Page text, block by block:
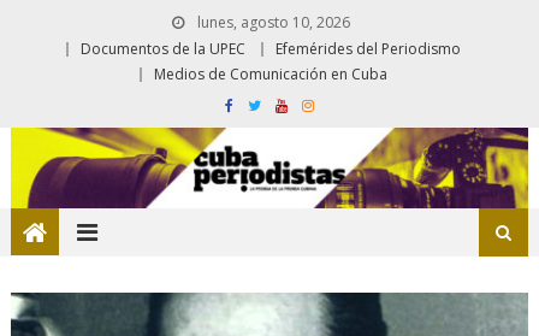
lunes, agosto 10, 2026
Documentos de la UPEC
Efemérides del Periodismo
Medios de Comunicación en Cuba